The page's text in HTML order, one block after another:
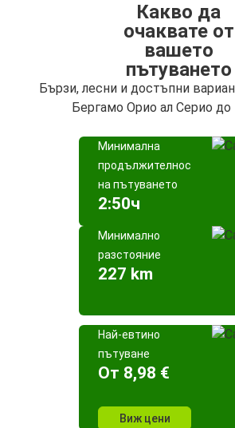
Какво да
очаквате от
вашето
пътуването
Бързи, лесни и достъпни
Бергамо Орио ал Серио до
Минимална
продължителност
на пътуването
2:50ч
Минимално
разстояние
227 km
Най-евтино
пътуване
Oт 8,98 €
Виж цени